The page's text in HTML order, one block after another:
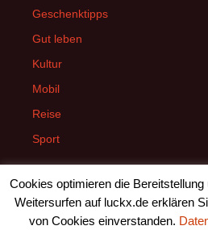
Geschenktipps
Gut leben
Kultur
Mobil
Reise
Sport
Cookies optimieren die
Weitersurfen auf luckx.de erklären
von Cookies einverstanden.